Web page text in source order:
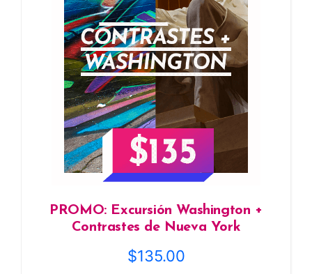
PROMO: Excursión Washington +
Contrastes de Nueva York
$135.00